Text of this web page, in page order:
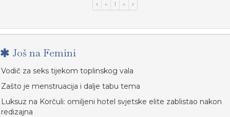
« 1 »
Još na Femini
Vodič za seks tijekom toplinskog vala
Zašto je menstruacija i dalje tabu tema
Luksuz na Korčuli: omiljeni hotel svjetske elite zablistao nakon
redizajna